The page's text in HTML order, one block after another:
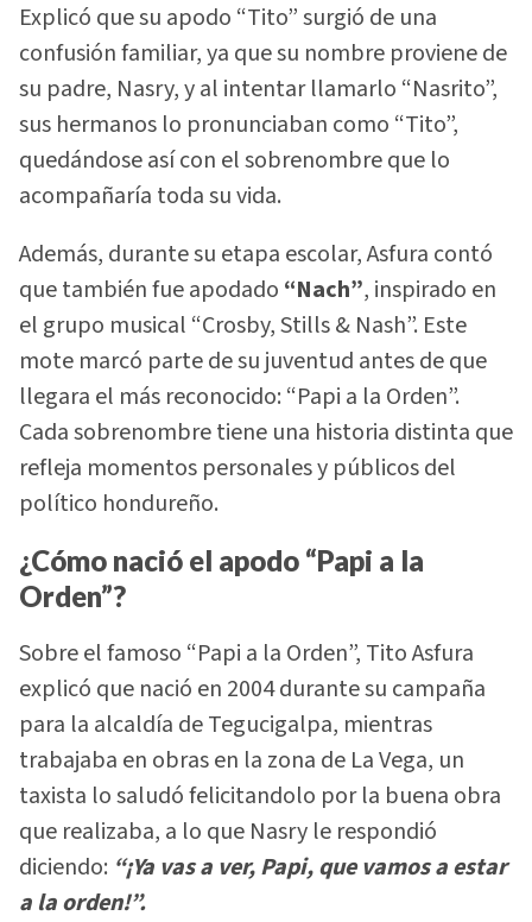
Explicó que su apodo “Tito” surgió de una
confusión familiar, ya que su nombre proviene de
su padre, Nasry, y al intentar llamarlo “Nasrito”,
sus hermanos lo pronunciaban como “Tito”,
quedándose así con el sobrenombre que lo
acompañaría toda su vida.
Además, durante su etapa escolar, Asfura contó
que también fue apodado “Nach”, inspirado en
el grupo musical “Crosby, Stills & Nash”. Este
mote marcó parte de su juventud antes de que
llegara el más reconocido: “Papi a la Orden”.
Cada sobrenombre tiene una historia distinta que
refleja momentos personales y públicos del
político hondureño.
¿Cómo nació el apodo “Papi a la
Orden”?
Sobre el famoso “Papi a la Orden”, Tito Asfura
explicó que nació en 2004 durante su campaña
para la alcaldía de Tegucigalpa, mientras
trabajaba en obras en la zona de La Vega, un
taxista lo saludó felicitandolo por la buena obra
que realizaba, a lo que Nasry le respondió
diciendo: “¡Ya vas a ver, Papi, que vamos a estar
a la orden!”.